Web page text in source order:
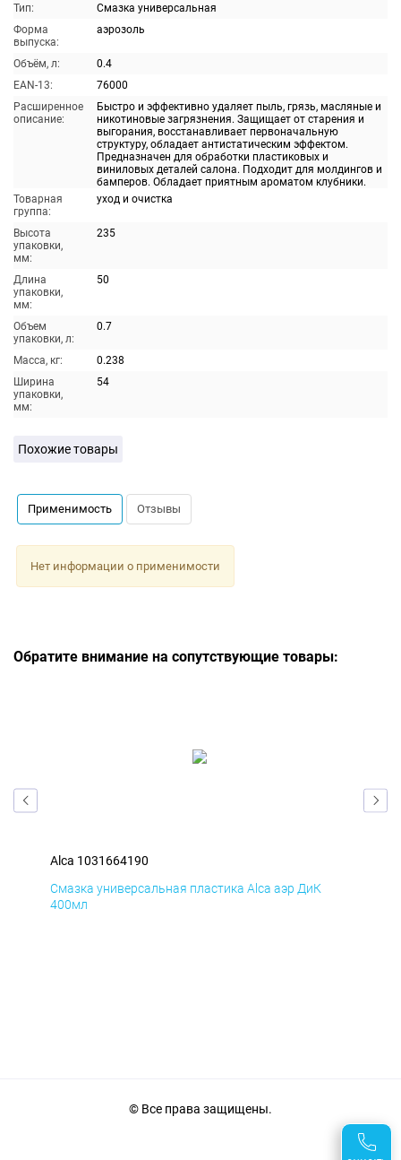
Тип:
Смазка универсальная
Форма
выпуска:
аэрозоль
Объём, л:
0.4
EAN-13:
76000
Расширенное
описание:
Быстро и эффективно удаляет пыль, грязь, масляные и
никотиновые загрязнения. Защищает от старения и
выгорания, восстанавливает первоначальную
структуру, обладает антистатическим эффектом.
Предназначен для обработки пластиковых и
виниловых деталей салона. Подходит для молдингов и
бамперов. Обладает приятным ароматом клубники.
Товарная
группа:
уход и очистка
Высота
упаковки,
мм:
235
Длина
упаковки,
мм:
50
Объем
упаковки, л:
0.7
Масса, кг:
0.238
Ширина
упаковки,
мм:
54
Похожие товары
Применимость Отзывы
Нет информации о применимости
Обратите внимание на сопутствующие товары:
Alca 1031664190
Смазка универсальная пластика Alca аэр ДиК
400мл
© Все права защищены.